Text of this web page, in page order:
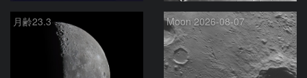
月齢23.3 Moon 2026-08-07